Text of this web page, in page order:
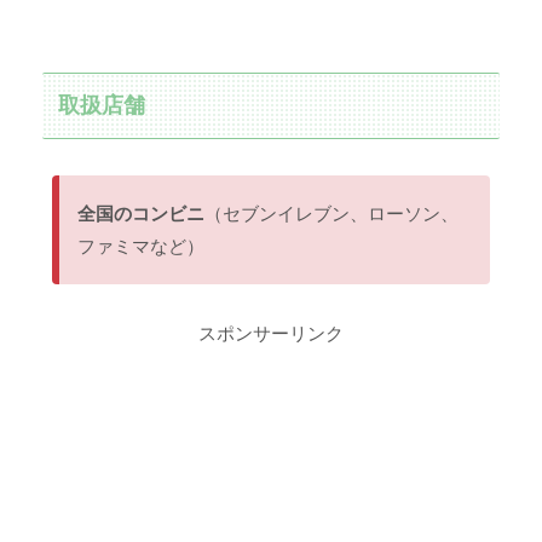
取扱店舗
全国のコンビニ （セブンイレブン、ローソン、
ファミマなど）
スポンサーリンク